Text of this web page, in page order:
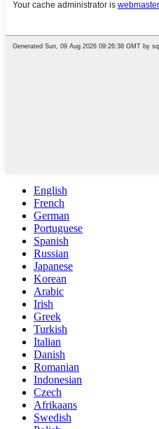
English
French
German
Portuguese
Spanish
Russian
Japanese
Korean
Arabic
Irish
Greek
Turkish
Italian
Danish
Romanian
Indonesian
Czech
Afrikaans
Swedish